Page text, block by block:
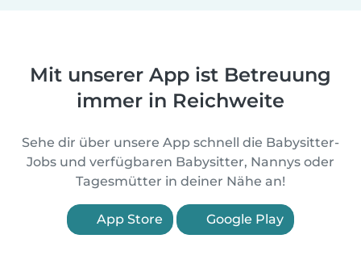
Mit unserer App ist Betreuung
immer in Reichweite
Sehe dir über unsere App schnell die Babysitter-
Jobs und verfügbaren Babysitter, Nannys oder
Tagesmütter in deiner Nähe an!
App Store Google Play